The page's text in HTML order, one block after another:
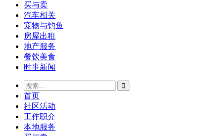
买与卖
汽车相关
宠物与钓鱼
房屋出租
地产服务
餐饮美食
时事新闻
首页
社区活动
工作职介
本地服务